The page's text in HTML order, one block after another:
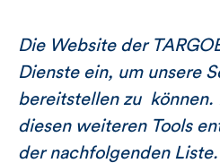
Die Website der
Dienste ein, um unsere
bereitstellen zu können.
diesen weiteren Tools
der nachfolgenden